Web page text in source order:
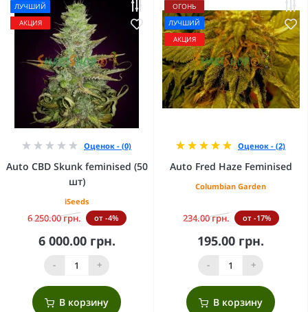
ЛУЧШИЙ
АКЦИЯ
Оценок - (0)
Auto CBD Skunk feminised (50
шт)
iSeeds
6 250.00 грн. от -4%
6 000.00 грн.
- +
В корзину
ОГОНЬ
ЛУЧШИЙ
АКЦИЯ
Оценок - (2)
Auto Fred Haze Feminised
Columbian Garden
234.00 грн. от -17%
195.00 грн.
- +
В корзину